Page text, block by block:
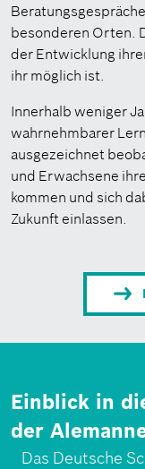
besonderen Orten.
der Entwicklung
ihr möglich ist.
Innerhalb weniger
wahrnehmbarer
ausgezeichnet
und Erwachsene
kommen und sich
Zukunft einlassen.
Einblick in
der
Das Deutsche